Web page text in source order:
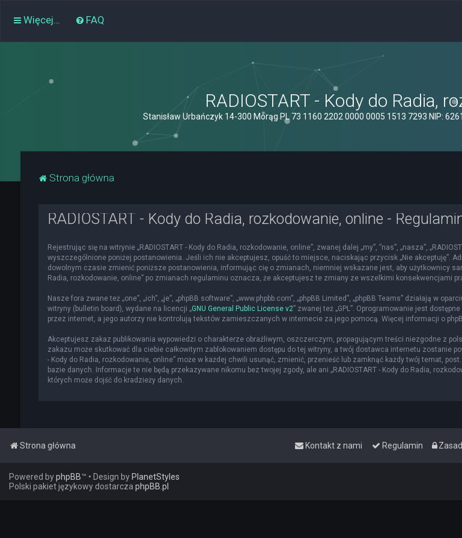
Więcej… FAQ
RADIOSTART - Kody do Radia,
Stanisław Urbańczyk 14-300 Morąg PL 73 1160 2202 0000 0005 1513 7293 NIP:
Strona główna
RADIOSTART - Kody do Radia, rozkodowanie, online -
Rejestrując się na witrynie „RADIOSTART - Kody do Radia, rozkodowanie, online”, zwanej dalej „my”, ”nas”, „nasza”,
wyszczególnione poniżej postanowienia. Jeśli ich nie akceptujesz, opuść to miejsce, naciskając przycisk „Nie akceptuję”.
dowolnym czasie zmienić poniższe postanowienia, informując cię o zmianach, niemniej wskazane jest, aby użytkownicy
Radia, rozkodowanie, online” po zmianach regulaminu oznacza, że akceptujesz te zmiany ze wszelkimi konsekwencjami
Nasze fora zwane też „one”, „ich”, „je”, „phpBB software”, „www.phpbb.com”, „phpBB Limited”, „phpBB Teams” działają w
witryny (bulletin board), wydane na licencji „GNU General Public License v2” zwanej też „GPL”. Oprogramowanie jest
przez internet, a jego autorzy nie kontrolują tekstów zamieszczanych w internecie za jego pomocą. Więcej informacji o
Akceptujesz zakaz publikowania wypowiedzi o charakterze obraźliwym, oszczerczym, propagującym treści niezgodne z
zakazu może skutkować dla ciebie całkowitym zablokowaniem dostępu do tej witryny, a twój dostawca internetu zostanie
- Kody do Radia, rozkodowanie, online” może w każdej chwili usunąć, zmienić, przenieść lub zamknąć każdy twój temat,
bazie danych. Informacje te nie będą przekazywane nikomu bez twojej zgody, ale ani „RADIOSTART - Kody do Radia,
których może dojść do kradzieży danych.
Strona główna Regulamin
Kontakt z nami
Powered byphpBB™ • Design by PlanetStyles
Polski pakiet językowy dostarcza phpBB.pl